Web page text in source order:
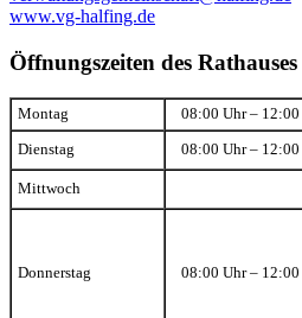
www.vg-halfing.de
Öffnungszeiten des Rathauses
Montag 08:00 Uhr – 12:00
Dienstag 08:00 Uhr – 12:00
Mittwoch
Donnerstag 08:00 Uhr – 12:00